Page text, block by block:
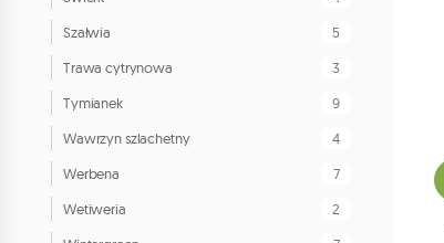
Szałwia 5
Trawa cytrynowa 3
Tymianek 9
Wawrzyn szlachetny 4
Werbena 7
Wetiweria 2